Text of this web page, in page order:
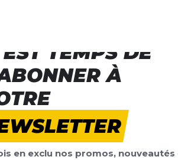
avis
avis
TEMPS DE
À
en exclu nos promos, nouveautés